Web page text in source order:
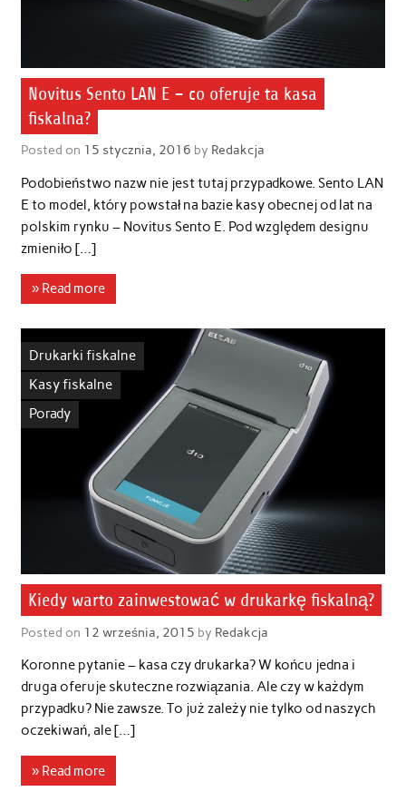
Novitus Sento LAN E – co oferuje ta kasa
fiskalna?
Posted on 15 stycznia, 2016 by Redakcja
Podobieństwo nazw nie jest tutaj przypadkowe. Sento LAN
E to model, który powstał na bazie kasy obecnej od lat na
polskim rynku – Novitus Sento E. Pod względem designu
zmieniło […]
» Read more
Drukarki fiskalne
Kasy fiskalne
Porady
Kiedy warto zainwestować w drukarkę fiskalną?
Posted on 12 września, 2015 by Redakcja
Koronne pytanie – kasa czy drukarka? W końcu jedna i
druga oferuje skuteczne rozwiązania. Ale czy w każdym
przypadku? Nie zawsze. To już zależy nie tylko od naszych
oczekiwań, ale […]
» Read more